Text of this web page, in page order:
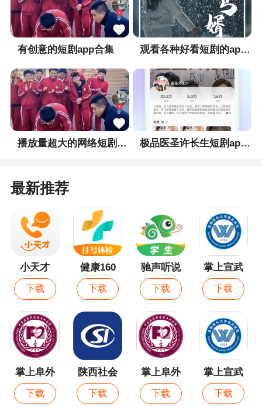
有创意的短剧app合集 观看各种好看短剧的app合集
播放量超大的网络短剧app合集 极品医圣许长生短剧app合集
最新推荐
小天才
下载
健康160
下载
驰声听说
在线最新
版
下载
掌上宣武
医院最新
版
下载
掌上阜外
医院最新
版
下载
陕西社会
保险
下载
掌上阜外
医院
下载
掌上宣武
医院
下载